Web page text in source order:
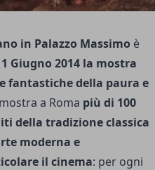
in Palazzo Massimo è
Giugno 2014 la mostra
fantastiche della paura e
a Roma più di 100
della tradizione classica
moderna e
il cinema: per ogni